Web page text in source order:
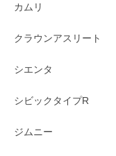
カムリ
クラウンアスリート
シエンタ
シビックタイプR
ジムニー